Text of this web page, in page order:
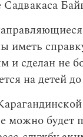
Садвакаса
иметь
и сделан не
на детей
можно будет